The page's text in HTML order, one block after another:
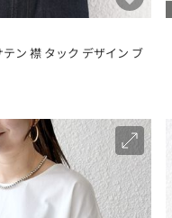
テン 襟 タック デザイン ブ